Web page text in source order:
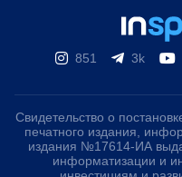
851 3k
Свидетельство о
печатного издания,
издания №17614-ИА
информатизации и